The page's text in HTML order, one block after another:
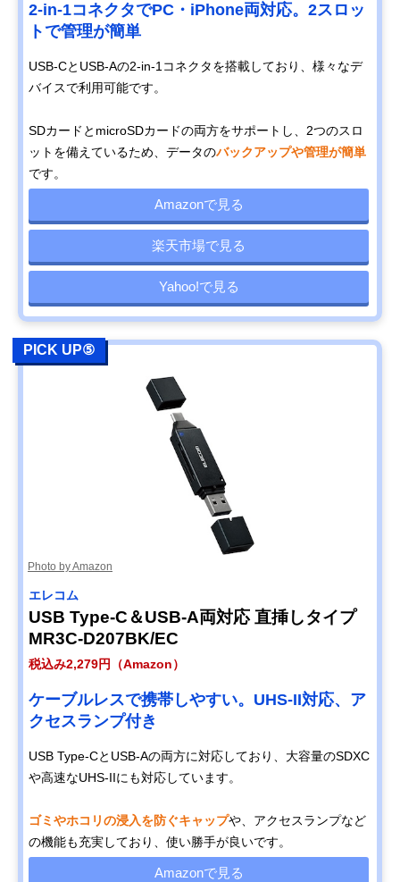
2-in-1コネクタでPC・iPhone両対応。2スロッ
トで管理が簡単
USB-CとUSB-Aの2-in-1コネクタを搭載しており、様々なデ
バイスで利用可能です。
SDカードとmicroSDカードの両方をサポートし、2つのスロ
ットを備えているため、データのバックアップや管理が簡単
です。
Amazonで見る
楽天市場で見る
Yahoo!で見る
PICK UP⑤
Photo by Amazon
エレコム
USB Type-C＆USB-A両対応 直挿しタイプ
MR3C-D207BK/EC
税込み2,279円（Amazon）
ケーブルレスで携帯しやすい。UHS-II対応、ア
クセスランプ付き
USB Type-CとUSB-Aの両方に対応しており、大容量のSDXC
や高速なUHS-IIにも対応しています。
ゴミやホコリの浸入を防ぐキャップや、アクセスランプなど
の機能も充実しており、使い勝手が良いです。
Amazonで見る